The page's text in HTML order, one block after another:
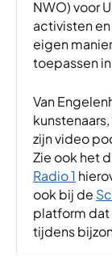
NWO) voor
activisten
eigen
toepassen
Van
zijn video
Zie ook het
Radio 1
ook bij de
platform dat
tijdens